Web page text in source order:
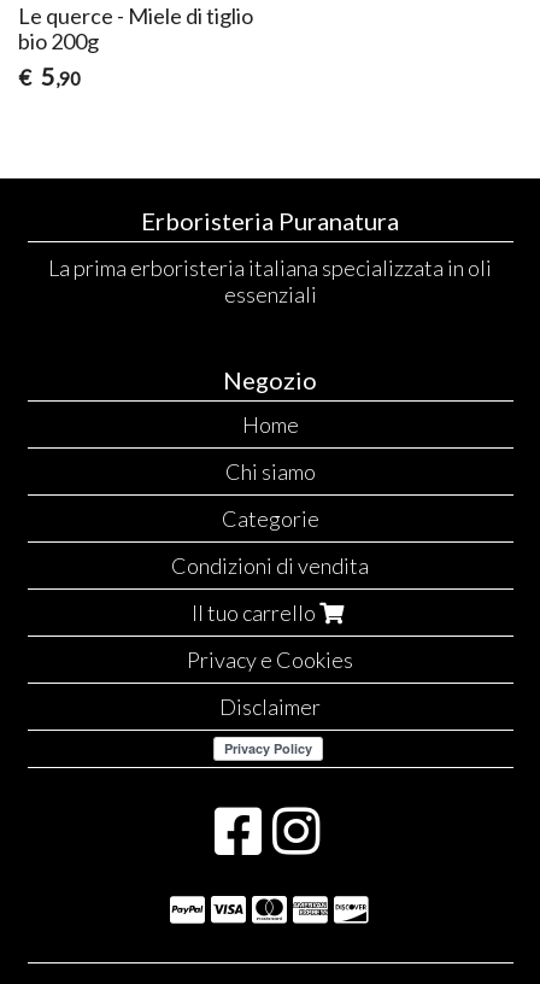
Le querce - Miele di tiglio
bio 200g
€ 5,90
Erboristeria Puranatura
La prima erboristeria italiana specializzata in oli
essenziali
Negozio
Home
Chi siamo
Categorie
Condizioni di vendita
Il tuo carrello
Privacy e Cookies
Disclaimer